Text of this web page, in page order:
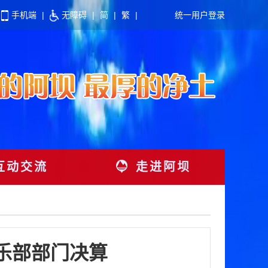
手机端 | 无障碍 | 简 | 繁 | 统一用户登录
交流 走进阿坝
部部门决算